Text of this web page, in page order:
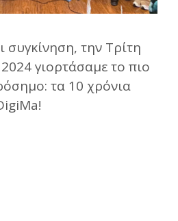
συγκίνηση, την Τρίτη
γιoρτάσαμε το πιο
τα 10 χρόνια